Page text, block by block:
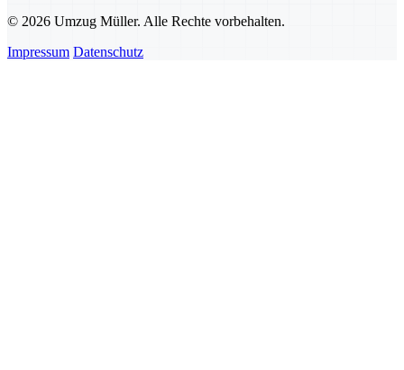
© 2026 Umzug Müller. Alle Rechte vorbehalten.
Impressum Datenschutz